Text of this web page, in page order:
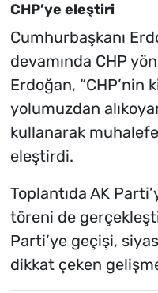
CHP’ye eleştiri
Cumhurbaşkanı
devamında CHP
Erdoğan, “CHP’nin
yolumuzdan
kullanarak
eleştirdi.
Toplantıda AK
töreni de
Parti’ye geçişi,
dikkat çeken